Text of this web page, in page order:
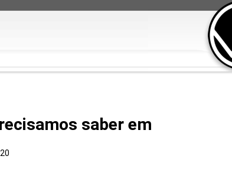
saber em